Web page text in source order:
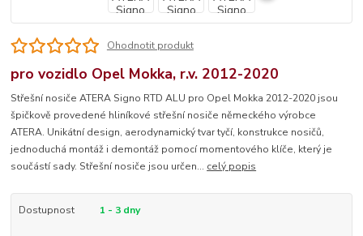
Ohodnotit produkt
pro vozidlo Opel Mokka, r.v. 2012-2020
Střešní nosiče ATERA Signo RTD ALU pro Opel Mokka 2012-2020 jsou
špičkově provedené hliníkové střešní nosiče německého výrobce
ATERA. Unikátní design, aerodynamický tvar tyčí, konstrukce nosičů,
jednoduchá montáž i demontáž pomocí momentového klíče, který je
součástí sady. Střešní nosiče jsou určen... celý popis
Dostupnost 1 - 3 dny